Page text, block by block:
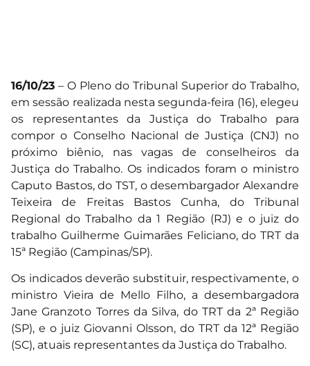
16/10/23 – O Pleno do Tribunal Superior do Trabalho,
em sessão realizada nesta segunda-feira (16), elegeu
os representantes da Justiça do Trabalho para
compor o Conselho Nacional de Justiça (CNJ) no
próximo biênio, nas vagas de conselheiros da
Justiça do Trabalho. Os indicados foram o ministro
Caputo Bastos, do TST, o desembargador Alexandre
Teixeira de Freitas Bastos Cunha, do Tribunal
Regional do Trabalho da 1 Região (RJ) e o juiz do
trabalho Guilherme Guimarães Feliciano, do TRT da
15ª Região (Campinas/SP).
Os indicados deverão substituir, respectivamente, o
ministro Vieira de Mello Filho, a desembargadora
Jane Granzoto Torres da Silva, do TRT da 2ª Região
(SP), e o juiz Giovanni Olsson, do TRT da 12ª Região
(SC), atuais representantes da Justiça do Trabalho.